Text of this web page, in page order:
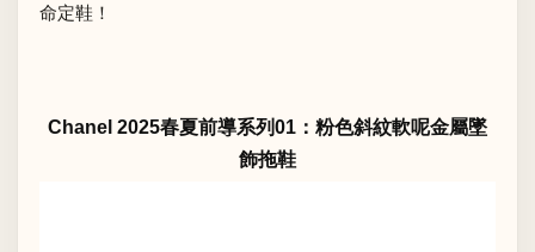
命定鞋！
Chanel 2025春夏前導系列01：粉色斜紋軟呢金屬墜
飾拖鞋